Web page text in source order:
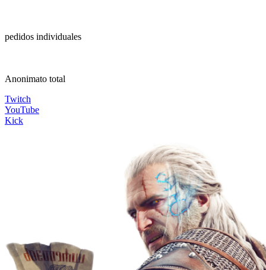
pedidos individuales
Anonimato total
Twitch
YouTube
Kick